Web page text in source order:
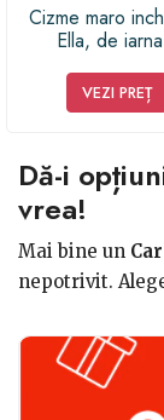
Cizme maro
Ella, de
VEZI PREȚ
Dă-i
vrea!
Mai bine un
nepotrivit.